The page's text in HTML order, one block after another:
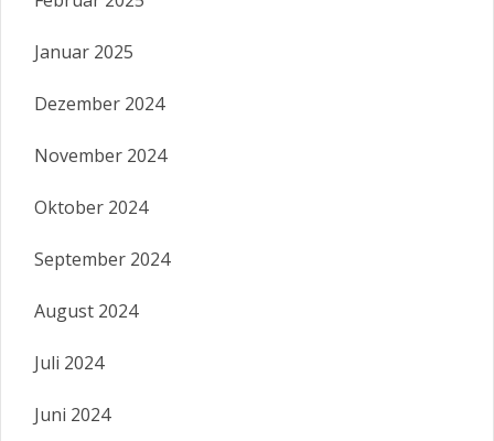
Januar 2025
Dezember 2024
November 2024
Oktober 2024
September 2024
August 2024
Juli 2024
Juni 2024